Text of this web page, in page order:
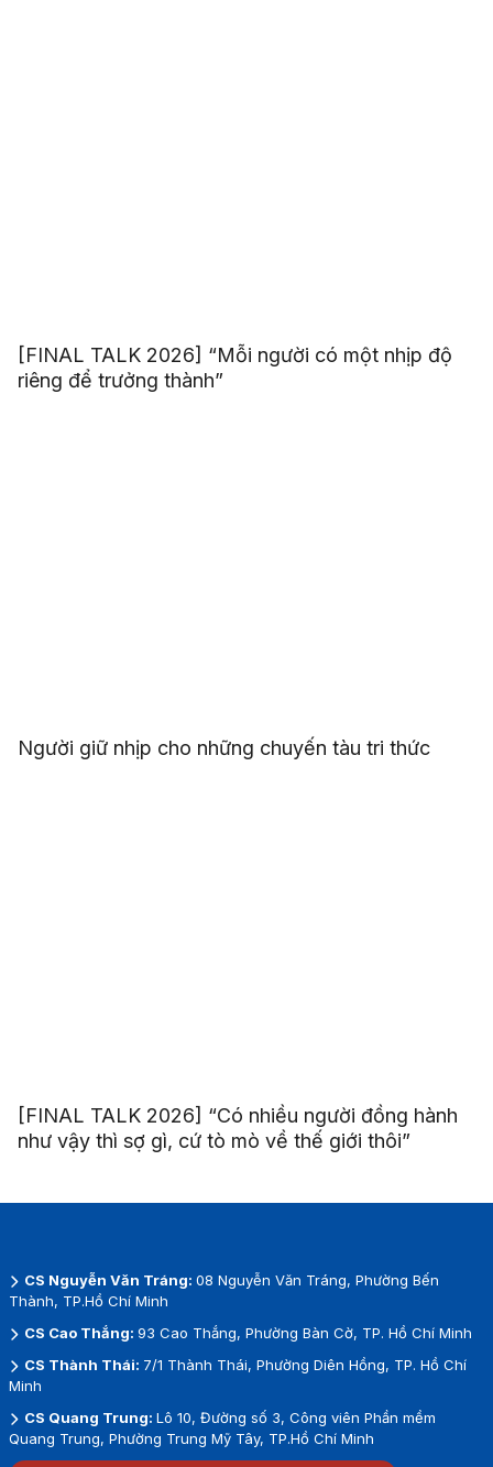
[FINAL TALK 2026] “Mỗi người có một nhịp độ
riêng để trưởng thành”
Người giữ nhịp cho những chuyến tàu tri thức
[FINAL TALK 2026] “Có nhiều người đồng hành
như vậy thì sợ gì, cứ tò mò về thế giới thôi”
CS Nguyễn Văn Tráng: 08 Nguyễn Văn Tráng, Phường Bến
Thành, TP.Hồ Chí Minh
CS Cao Thắng: 93 Cao Thắng, Phường Bàn Cờ, TP. Hồ Chí Minh
CS Thành Thái: 7/1 Thành Thái, Phường Diên Hồng, TP. Hồ Chí
Minh
CS Quang Trung: Lô 10, Đường số 3, Công viên Phần mềm
Quang Trung, Phường Trung Mỹ Tây, TP.Hồ Chí Minh